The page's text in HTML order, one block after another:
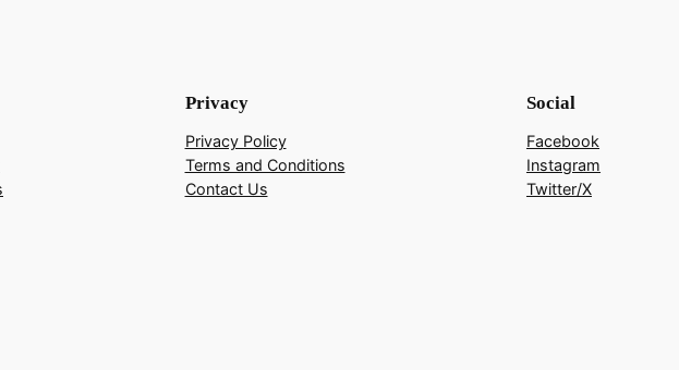
Privacy
Privacy Policy
Terms and Conditions
Contact Us
Social
Facebook
Instagram
Twitter/X